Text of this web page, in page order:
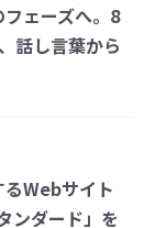
ェーズへ。8
話し言葉から
Webサイト
ンダード」を